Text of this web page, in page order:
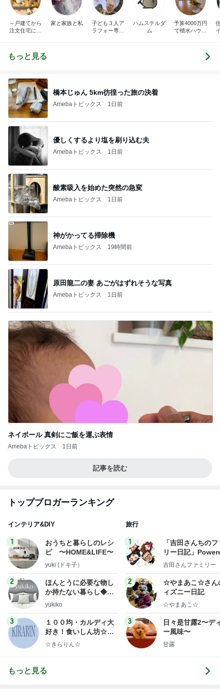
～戸建てから
注文住宅に住
きどき子連れ
旅と
家と家族と私
子ども３人ア
ラフォー専業
ハムステルダ
ム
予算4000万円
で積水ハウス
もっと見る
橋本じゅん 5km彷徨った旅の決着
Amebaトピックス 1日前
優しくするより塩を刷り込む夫
Amebaトピックス 1日前
酸素吸入を始めた突然の急変
Amebaトピックス 1日前
神がかってる掃除機
Amebaトピックス 19時間前
原田龍二の妻 あごがはずれそうな写真
Amebaトピックス 1日前
ネイボール 真剣にご飯を運ぶ表情
Amebaトピックス 1日前
記事を読む
トップブロガーランキング
インテリア&DIY
1
おうちと暮らしのレシ
ピ 〜HOME&LIFE〜
yuki (ドキ子）
2
ほんとうに必要な物し
か持たない暮らし◆Ke
ep Life Simple◆〜イ
yukiko
3
１００均・カルディ大
好き！食いしん坊☆き
らりん☆のブログ
☆きらりん☆
旅行
1
「吉田さんちの
リー日記」
y Ameba 吉田さ
ログ
吉田さんファミリー
2
☆やまあこ☆さん
ィズニー日記
☆やまあこ☆
3
日々是甘露2〜デ
ー風味〜
甘露
もっと見る